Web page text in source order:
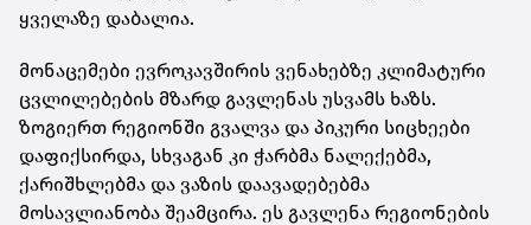
ყველაზე დაბალია.
მონაცემები ევროკავშირის ვენახებზე კლიმატური
ცვლილებების მზარდ გავლენას უსვამს ხაზს.
ზოგიერთ რეგიონში გვალვა და პიკური სიცხეები
დაფიქსირდა, სხვაგან კი ჭარბმა ნალექებმა,
ქარიშხლებმა და ვაზის დაავადებებმა
მოსავლიანობა შეამცირა. ეს გავლენა რეგიონების